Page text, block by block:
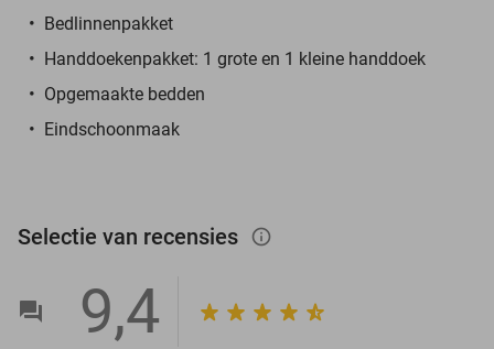
Bedlinnenpakket
Handdoekenpakket: 1 grote en 1 kleine handdoek
Opgemaakte bedden
Eindschoonmaak
Selectie van recensies info_outlined
9,4